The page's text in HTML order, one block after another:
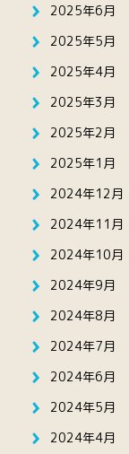
2025年6月
2025年5月
2025年4月
2025年3月
2025年2月
2025年1月
2024年12月
2024年11月
2024年10月
2024年9月
2024年8月
2024年7月
2024年6月
2024年5月
2024年4月